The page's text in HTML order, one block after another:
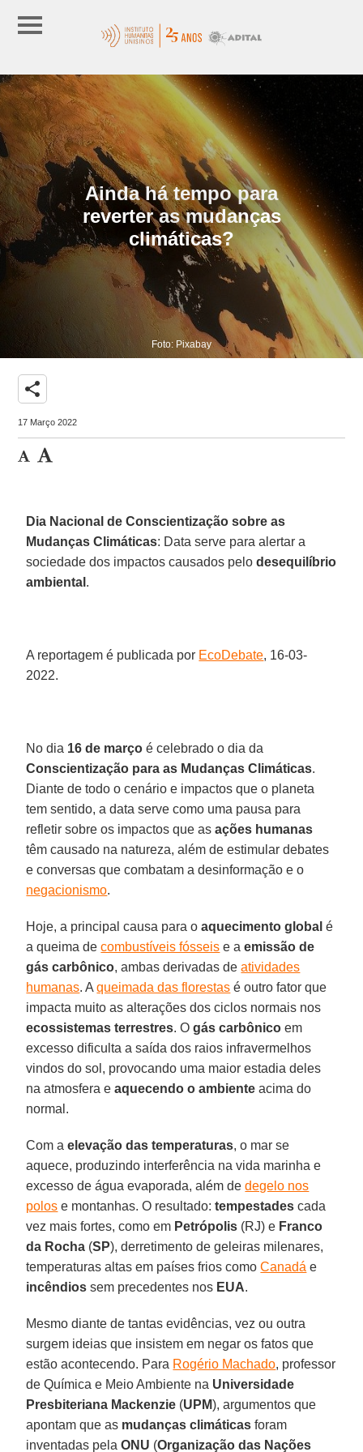
Ainda há tempo para
reverter as mudanças
climáticas?
Foto: Pixabay
share
17 Março 2022
Dia Nacional de Conscientização sobre as
Mudanças Climáticas: Data serve para alertar a
sociedade dos impactos causados pelodesequilíbrio
ambiental .
A reportagem é publicada por EcoDebate, 16-03-
2022.
No dia 16 de março é celebrado o dia da
Conscientização para as Mudanças Climáticas.
Diante de todo o cenário e impactos que o planeta
tem sentido, a data serve como uma pausa para
refletir sobre os impactos que asações humanas
têm causado na natureza, além de estimular debates
e conversas que combatam a desinformação e o
negacionismo.
Hoje, a principal causa para oaquecimento global é
a queima decombustíveis fósseis e aemissão de
gás carbônico, ambas derivadas deatividades
humanas. Aqueimada das florestas é outro fator que
impacta muito as alterações dos ciclos normais nos
ecossistemas terrestres. Ogás carbônico em
excesso dificulta a saída dos raios infravermelhos
vindos do sol, provocando uma maior estadia deles
na atmosfera eaquecendo o ambiente acima do
normal.
Com aelevação das temperaturas, o mar se
aquece, produzindo interferência na vida marinha e
excesso de água evaporada, além dedegelo nos
polos e montanhas. O resultado:tempestades cada
vez mais fortes, como em Petrópolis (RJ) e Franco
da Rocha (SP), derretimento de geleiras milenares,
temperaturas altas em países frios comoCanadá e
incêndios sem precedentes nos EUA.
Mesmo diante de tantas evidências, vez ou outra
surgem ideias que insistem em negar os fatos que
estão acontecendo. Para Rogério Machado, professor
de Química e Meio Ambiente na Universidade
Presbiteriana Mackenzie (UPM), argumentos que
apontam que as mudanças climáticas foram
inventadas pelaONU (Organização das Nações